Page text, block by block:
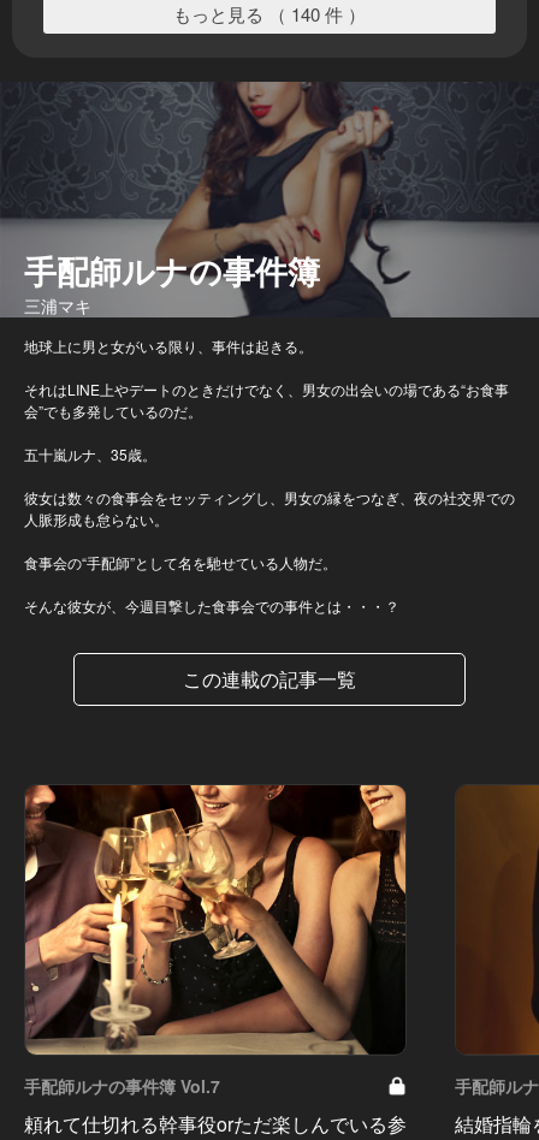
もっと見る （ 140 件 ）
手配師ルナの事件簿
三浦マキ
地球上に男と女がいる限り、事件は起きる。
それはLINE上やデートのときだけでなく、男女の出会いの場である“お食事
会”でも多発しているのだ。
五十嵐ルナ、35歳。
彼女は数々の食事会をセッティングし、男女の縁をつなぎ、夜の社交界での
人脈形成も怠らない。
食事会の“手配師”として名を馳せている人物だ。
そんな彼女が、今週目撃した食事会での事件とは・・・？
この連載の記事一覧
手配師ルナの事件簿 Vol.7
頼れて仕切れる幹事役orただ楽しんでいる参
手配師ル
結婚指輪